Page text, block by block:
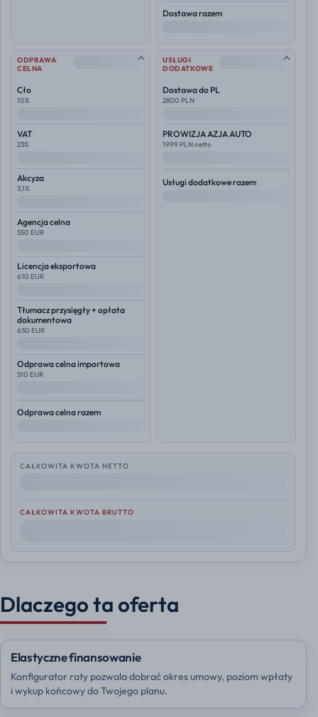
Dostawa razem
ODPRAWA
CELNA
--
Cło
10%
VAT
23%
Akcyza
3,1%
Agencja celna
550 EUR
Licencja eksportowa
610 EUR
Tłumacz przysięgły + opłata
dokumentowa
650 EUR
Odprawa celna importowa
510 EUR
Odprawa celna razem
USŁUGI
DODATKOWE
--
Dostawa do PL
2800 PLN
PROWIZJA AZJA AUTO
1999 PLN netto
Usługi dodatkowe razem
CAŁKOWITA KWOTA NETTO
CAŁKOWITA KWOTA BRUTTO
Dlaczego ta oferta
Elastyczne finansowanie
Konfigurator raty pozwala dobrać okres umowy, poziom wpłaty
i wykup końcowy do Twojego planu.